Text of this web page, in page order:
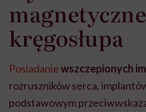
kręgosłupa
Posiadaniewszczepionych
rozruszników serca,
podstawowym